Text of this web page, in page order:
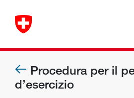
Procedura per il
d’esercizio